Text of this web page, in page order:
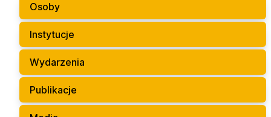
Osoby
Instytucje
Wydarzenia
Publikacje